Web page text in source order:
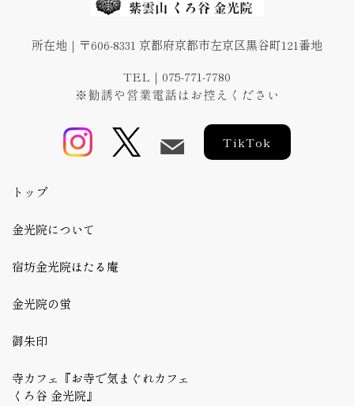
所在地｜〒606-8331 京都府京都市左京区黒谷町121番地
TEL｜075-771-7780
TikTok
トップ
金光院について
宿坊金光院ほたる庵
金光院の蛍
御朱印
寺カフェ『お寺で気まぐれカフェ
くろ谷 金光院』